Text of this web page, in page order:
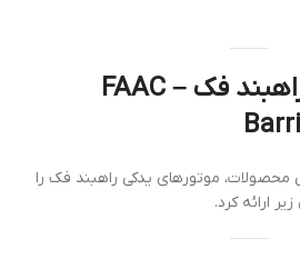
انواع موتور یدکی راهبند فک – FAAC
موتورهای یدکی راهبند فک را
ارائه کرد.